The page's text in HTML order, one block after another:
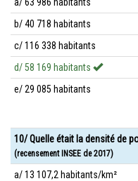
b/ 40 718 habitants
c/ 116 338 habitants
d/ 58 169 habitants
e/ 29 085 habitants
10/ Quelle était la densité de
(recensement INSEE de 2017)
a/ 13 107,2 habitants/km²